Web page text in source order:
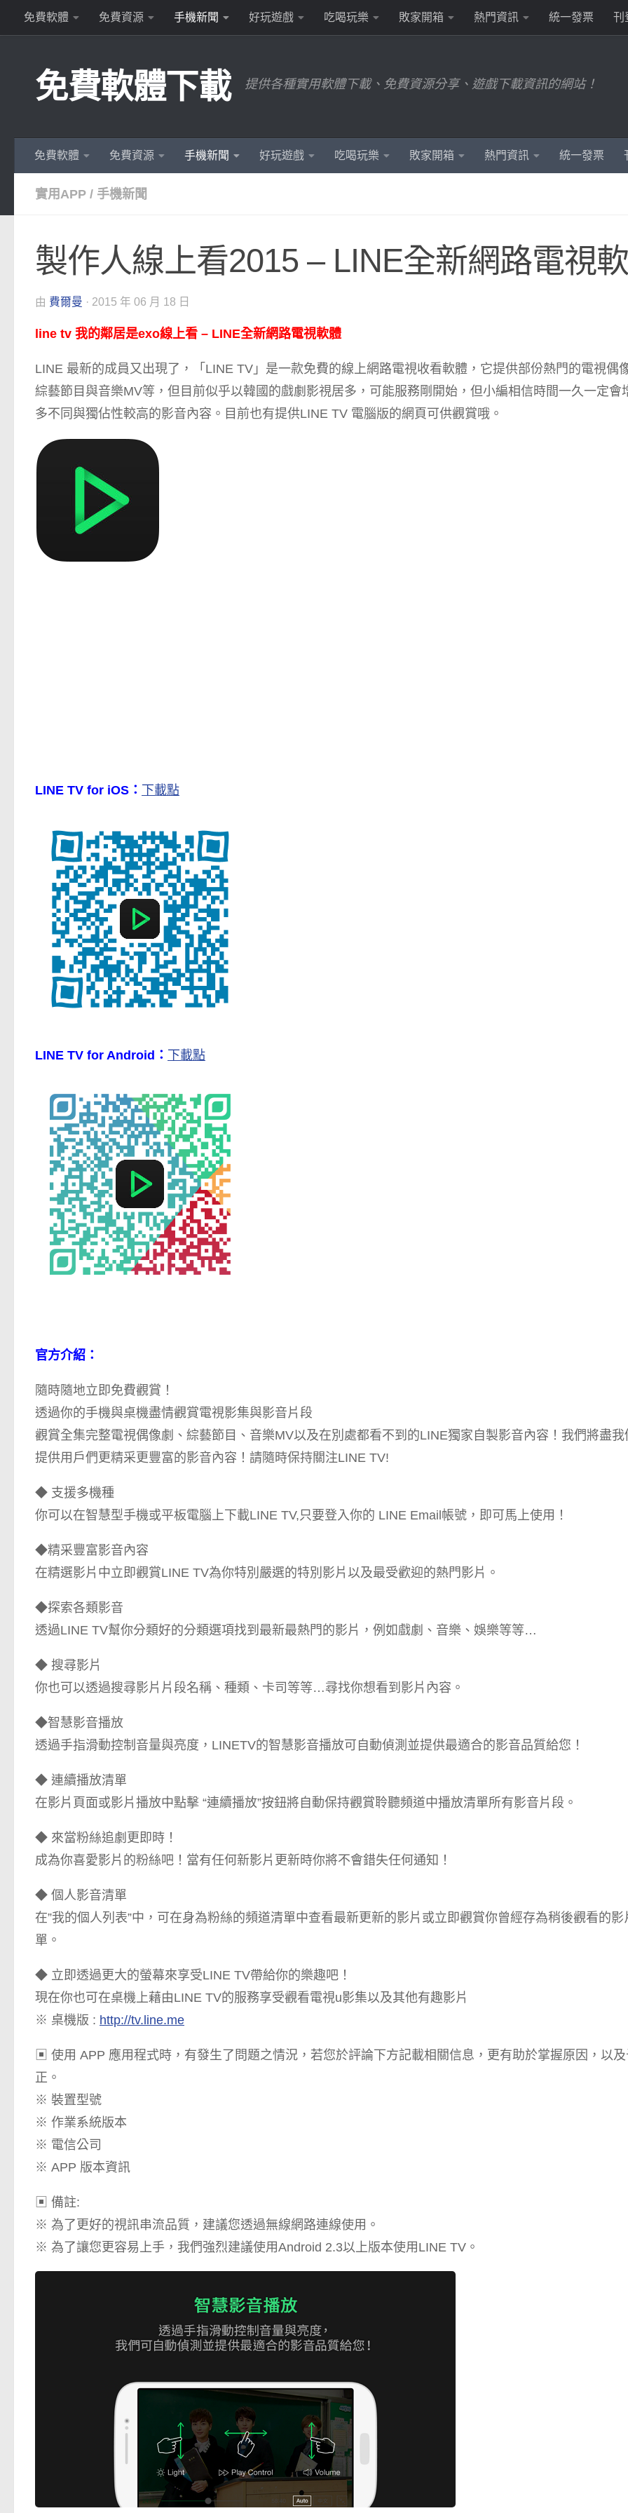
Skip to content
免費軟體 免費資源 手機新聞 好玩遊戲 吃喝玩樂 敗家開箱 熱門資訊 統一發票 刊
免費軟體下載 提供各種實用軟體下載、免費資源分享、遊戲下載資訊的網站！
免費軟體 免費資源 手機新聞 好玩遊戲 吃喝玩樂 敗家開箱 熱門資訊 統一發票
實用APP / 手機新聞
製作人線上看2015 – LINE全新網路電視
由 費爾曼 · 2015 年 06 月 18 日
line tv 我的鄰居是exo線上看 – LINE全新網路電視軟體
LINE 最新的成員又出現了，「LINE TV」是一款免費的線上網路電視收看軟體，它提供部份熱門的電視偶
綜藝節目與音樂MV等，但目前似乎以韓國的戲劇影視居多，可能服務剛開始，但小編相信時間一久一定會
多不同與獨佔性較高的影音內容。目前也有提供LINE TV 電腦版的網頁可供觀賞哦。
LINE TV for iOS： 下載點
LINE TV for Android： 下載點
官方介紹：
隨時隨地立即免費觀賞！
透過你的手機與桌機盡情觀賞電視影集與影音片段
觀賞全集完整電視偶像劇、綜藝節目、音樂MV以及在別處都看不到的LINE獨家自製影音內容！我們將盡我
提供用戶們更精采更豐富的影音內容！請隨時保持關注LINE TV!
◆ 支援多機種
你可以在智慧型手機或平板電腦上下載LINE TV,只要登入你的 LINE Email帳號，即可馬上使用！
◆精采豐富影音內容
在精選影片中立即觀賞LINE TV為你特別嚴選的特別影片以及最受歡迎的熱門影片。
◆探索各類影音
透過LINE TV幫你分類好的分類選項找到最新最熱門的影片，例如戲劇、音樂、娛樂等等…
◆ 搜尋影片
你也可以透過搜尋影片片段名稱、種類、卡司等等…尋找你想看到影片內容。
◆智慧影音播放
透過手指滑動控制音量與亮度，LINETV的智慧影音播放可自動偵測並提供最適合的影音品質給您！
◆ 連續播放清單
在影片頁面或影片播放中點擊 “連續播放”按鈕將自動保持觀賞聆聽頻道中播放清單所有影音片段。
◆ 來當粉絲追劇更即時！
成為你喜愛影片的粉絲吧！當有任何新影片更新時你將不會錯失任何通知！
◆ 個人影音清單
在”我的個人列表”中，可在身為粉絲的頻道清單中查看最新更新的影片或立即觀賞你曾經存為稍後觀看的影
單。
◆ 立即透過更大的螢幕來享受LINE TV帶給你的樂趣吧！
現在你也可在桌機上藉由LINE TV的服務享受觀看電視u影集以及其他有趣影片
※ 桌機版 : http://tv.line.me
▣ 使用 APP 應用程式時，有發生了問題之情況，若您於評論下方記載相關信息，更有助於掌握原因，以
正。
※ 裝置型號
※ 作業系統版本
※ 電信公司
※ APP 版本資訊
▣ 備註:
※ 為了更好的視訊串流品質，建議您透過無線網路連線使用。
※ 為了讓您更容易上手，我們強烈建議使用Android 2.3以上版本使用LINE TV。